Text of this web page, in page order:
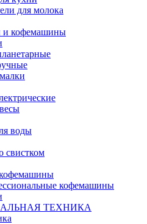
для молока
и кофемашины
воды
свистком
кофемашины
ТЕХНИКА